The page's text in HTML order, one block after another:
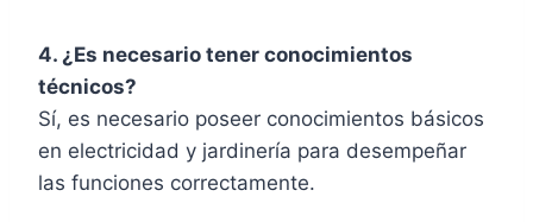
4. ¿Es necesario tener conocimientos
técnicos?
Sí, es necesario poseer conocimientos básicos
en electricidad y jardinería para desempeñar
las funciones correctamente.